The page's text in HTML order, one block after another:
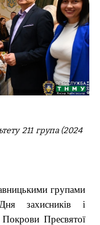
211група (2024
групами
захисників і
Пресвятої